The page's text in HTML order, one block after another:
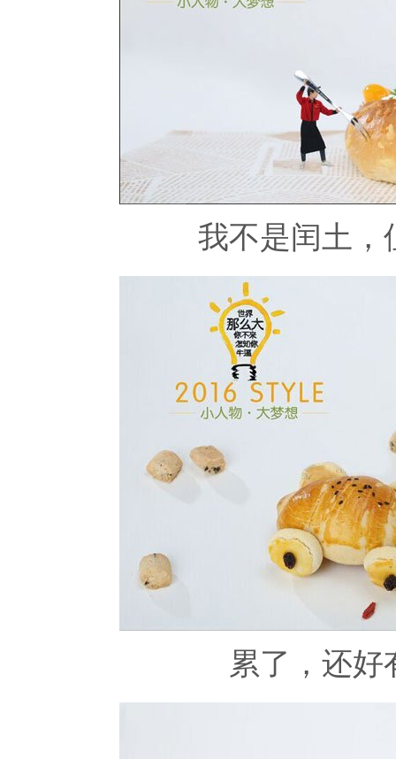
我不是闰土，
累了，还好